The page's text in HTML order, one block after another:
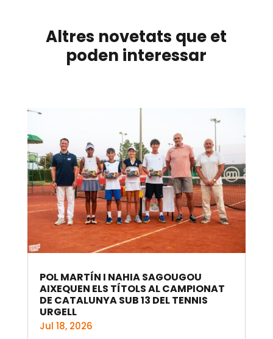
Altres novetats que et
poden interessar
POL MARTÍN I NAHIA SAGOUGOU
AIXEQUEN ELS TÍTOLS AL CAMPIONAT
DE CATALUNYA SUB 13 DEL TENNIS
URGELL
Jul 18, 2026